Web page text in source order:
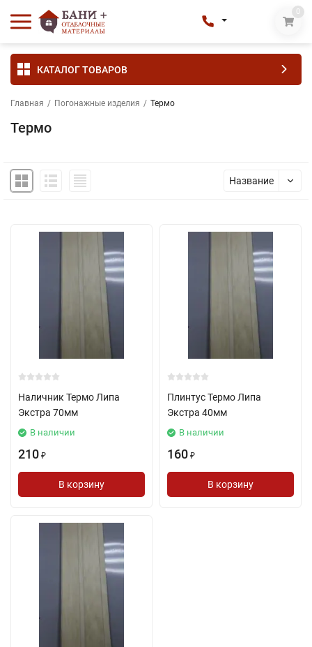
0
КАТАЛОГ ТОВАРОВ
Главная / Погонажные изделия / Термо
Термо
Название
Наличник Термо Липа
Экстра 70мм
В наличии
210 ₽
В корзину
Плинтус Термо Липа
Экстра 40мм
В наличии
160 ₽
В корзину